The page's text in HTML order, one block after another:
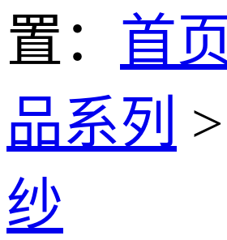
置： 首页
品系列 >
纱